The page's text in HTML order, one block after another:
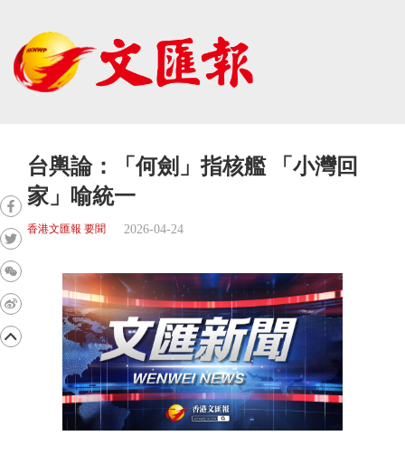
台輿論：「何劍」指核艦 「小灣回
家」喻統一
香港文匯報 要聞 2026-04-24